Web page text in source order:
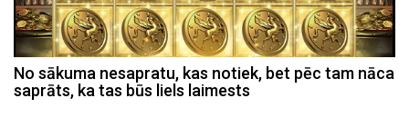
No sākuma nesapratu, kas notiek, bet pēc tam nāca
saprāts, ka tas būs liels laimests